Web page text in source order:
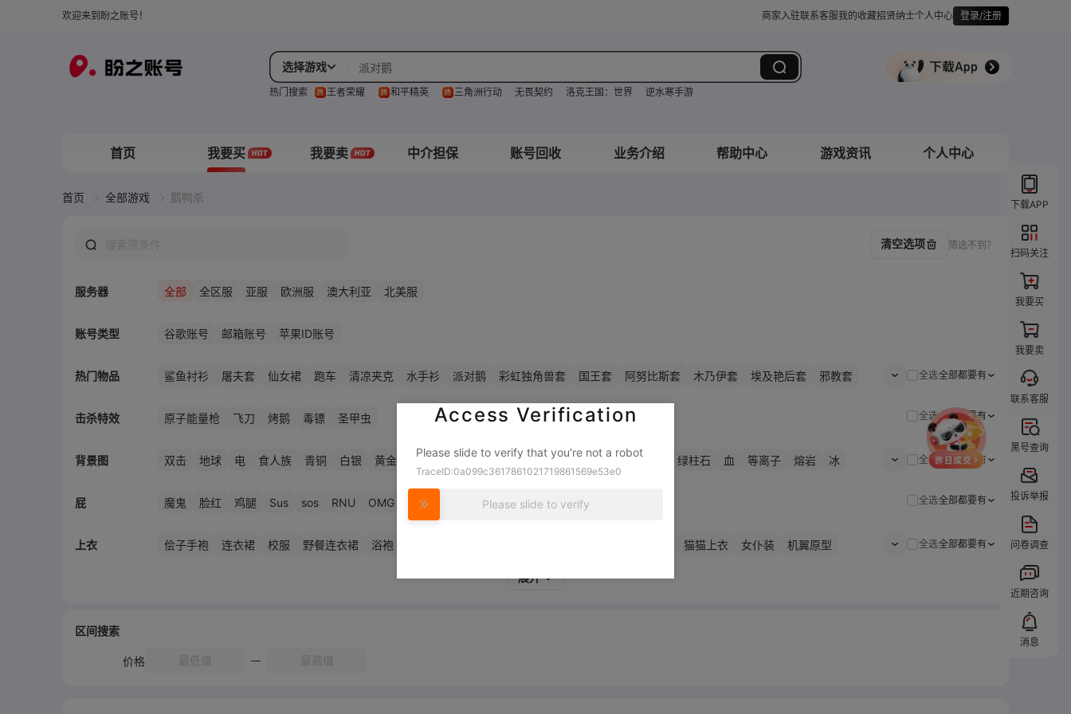
欢迎来到盼之账号！ 商家入驻联系客服我的收藏招贤纳士个人中心 登录/注册
选择游戏 派对鹅
热门搜索 王者荣耀 和平精英 三角洲行动 无畏契约 洛克王国：世界 逆水寒手游
首页 我要买 我要卖 中介担保 账号回收 业务介绍 帮助中心 游戏资讯 个人中心
首页 全部游戏 鹅鸭杀
清空选项 筛选不到？
服务器 全部 全区服 亚服 欧洲服 澳大利亚 北美服
账号类型 谷歌账号 邮箱账号 苹果ID账号
热门物品 鲨鱼衬衫 屠夫套 仙女裙 跑车 清凉夹克 水手衫 派对鹅 彩虹独角兽套 国王套 阿努比斯套 木乃伊套 埃及艳后套
邪教套
全选全部都要有
击杀特效 原子能量枪 飞刀 烤鹅 毒镖 圣甲虫 全选全部都要有
背景图 双击 地球 电 食人族 青铜 白银 黄金 铂金 紫水晶 红宝石 绿宝石 蓝宝石 水 绿柱石 血 等离子 熔岩
冰
全选全部都要有
屁 魔鬼 脸红 鸡腿 Sus sos RNU OMG WTF REAEY UP 哭泣 真爱 咒骂 全选全部都要有
上衣 侩子手袍 连衣裙 校服 野餐连衣裙 浴袍 猫猫上衣 女仆装
机翼原型
全选全部都要有
展开
区间搜索
价格
下载APP
扫码关注
我要买
我要卖
联系客服
黑号查询
投诉举报
问卷调查
近期咨询
消息
Access Verification
Please slide to verify that you're not a robot
TraceID:0a099c3617861021719861569e53e0
Please slide to verify